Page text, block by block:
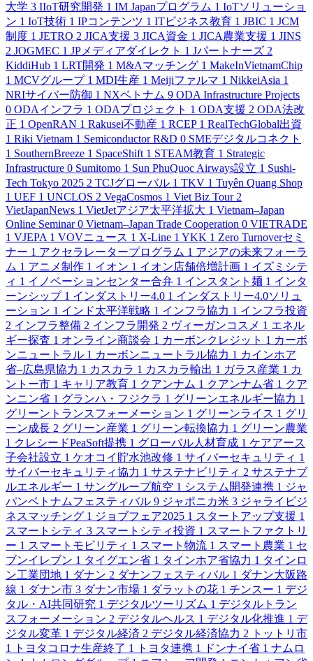
大学 3 IIoT研究開発 1 IM Japanプログラム 1 IoTソリューショ
ン 1 IoT技術 1 IPコンテンツ 1 ITビジネス教育 1 JBIC 1 JCM
制度 1 JETRO 2 JICA支援 3 JICA資金 1 JICA農業支援 1 JINS
2 JOGMEC 1 JPメディアダイレクト 1 Jパートナーズ 2
KiddiHub 1 LRT開発 1 M&Aマッチング 1 MakeInVietnamChip
1 MCVグループ 1 MDI生産 1 Meijiファルマ 1 NikkeiAsia 1
NRIサイバー防御 1 NXベトナム 9 ODA Infrastructure Projects
0 ODAインフラ 1 ODAプロジェクト 1 ODA支援 2 ODA法改
正 1 OpenRAN 1 Rakusei不動産 1 RCEP 1 RealTechGlobal出資
1 Riki Vietnam 1 Semiconductor R&D 0 SMEデジタルコネクト
1 SouthernBreeze 1 SpaceShift 1 STEAM教育 1 Strategic
Infrastructure 0 Sumitomo 1 Sun PhuQuoc Airways設立 1 Sushi-
Tech Tokyo 2025 2 TCJグローバル 1 TKV 1 Tuyên Quang Shop
1 UEF 1 UNCLOS 2 VegaCosmos 1 Viet Biz Tour 2
VietJapanNews 1 VietJetアジア太平洋拡大 1 Vietnam–Japan
Online Seminar 0 Vietnam–Japan Trade Cooperation 0 VIETRADE
1 VJEPA 1 VOVニュース 1 X-Line 1 YKK 1 Zero Turnoverセミ
ナー 1 アクセラレータープログラム 1 アジアの未来フォーラ
ム 1 アニメ制作 1 イオン 1 イオン店舗倍増計画 1 イズミシテ
ィ 1 イノベーションセンター合弁 1 インスタント麺 1 インタ
ーンシップ 1 インダストリー4.0 1 インダストリー4.0ソリュ
ーション 1 インド太平洋戦略 1 インフラ協力 1 インフラ投資
2 インフラ整備 2 インフラ開発 2 ヴィーガンコスメ 1 エネル
ギー探査 1 オンライン商談会 1 カーボンクレジット 1 カーボ
ンニュートラル 1 カーボンニュートラル協力 1 カインホア
省–広島県協力 1 カスカラ 1 カスカラ輸出 1 ガラス産業 1 カ
ントー市 1 キャリア教育 1 クアンナム 1 クアンナム省 1 クア
ンニン省 1 グランハ・フジクラ 1 グリーンエネルギー協力 1
グリーントランスフォーメーション 1 グリーンライス 1 グリ
ーン成長 2 グリーン産業 1 グリーン転換協力 1 グリーン農業
1 クレシードPeaSoft提携 1 グローバル人材育成 1 ケアアース
子会社設立 1 ケオコイ貯水池改修 1 サイバーセキュリティ 1
サイバーセキュリティ協力 1 サステナビリティ 2 サステナブ
ルエネルギー 1 サングループ航空 1 システム開発連携 1 ジャ
パンベトナムフェスティバル 9 ジャポニカ米 3 ジャライビジ
ネスマッチング 1 ジョブフェア2025 1 スタートアップ支援 1
スマートシティ 3 スマートシティ投資 1 スマートファクトリ
ー 1 スマートモビリティ 1 スマート物流 1 スマート農業 1 セ
ブンイレブン 1 タイグエン省 1 タインホア省協力 1 タインロ
ン工業団地 1 ダナン 2 ダナンフェスティバル 1 ダナン大阪路
線 1 ダナン市 3 ダナン市場 1 ダラットの花 1 チンスー 1 デジ
タル・AI共同研究 1 デジタルツーリズム 1 デジタルトラン
スフォーメーション 2 デジタルヘルス 1 デジタル化推進 1 デ
ジタル変革 1 デジタル経済 2 デジタル経済協力 2
トットリ市
1
トヨタコロナ生産終了 1 トヨタ連携 1 ドンナイ省 1 ナムロ